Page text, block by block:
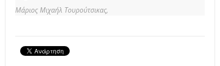
Μάριος Μιχαήλ Τουρούτσικας,